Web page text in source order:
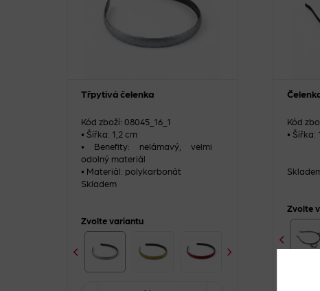
Třpytivá čelenka
Kód zboží: 08045_16_1
• Šířka: 1,2 cm
• Benefity: nelámavý, velmi
odolný materiál
• Materiál: polykarbonát
Skladem
Zvolte variantu
Kód
• Šířka:
Zvolte